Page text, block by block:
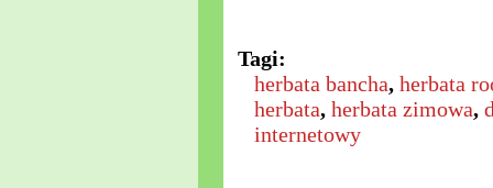
Tagi:
herbata bancha, herbata
herbata, herbata zimowa,
internetowy